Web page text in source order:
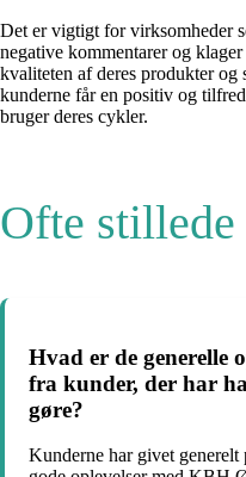
Det er vigtigt for virksomheder
negative kommentarer og
kvaliteten af deres produkter og
kunderne får en positiv og
bruger deres cykler.
Ofte stillede
Hvad er de generelle
fra kunder, der har
gøre?
Kunderne har givet generelt